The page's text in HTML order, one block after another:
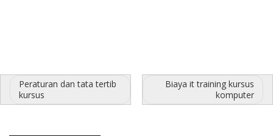
Peraturan dan tata tertib
kursus
Biaya it training kursus
komputer